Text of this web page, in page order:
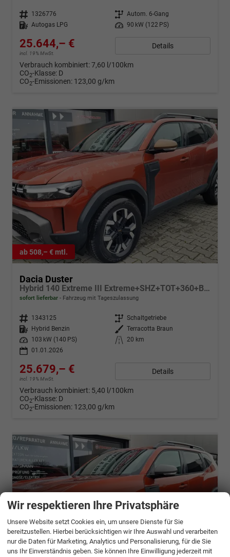
Fahrzeugnr. 1326776 Getriebe Autom. 6-Gang
Kraftstoff Autogas LPG Leistung 90 kW (122 PS)
25.644,– €
incl. 19% MwSt.
Details
Verbrauch kombiniert:7,60 l/100km
CO2-Klasse: D
CO2-Emissionen: 123,00 g/km
ab 508,– € mtl.
Dacia Duster
Hybrid 140 Extreme III Extreme+SHZ+TOT+360+BFS+ALU
sofort lieferbar Fahrzeug mit Tageszulassung
Fahrzeugnr. 1343125 Getriebe Schaltgetriebe
Kraftstoff
Hybrid Benzin Außenfarbe Terracotta Braun
Leistung
103 kW (140 PS) Kilometerstand
20 km
01.01.2026
25.679,– €
incl. 19% MwSt.
Details
Verbrauch kombiniert: 5,40 l/100km
CO2-Klasse: D
CO2-Emissionen: 123,00 g/km
Wir respektieren Ihre Privatsphäre
Unsere Website setzt Cookies ein, um unsere Dienste für Sie
bereitzustellen. Hierbei berücksichtigen wir Ihre Auswahl und verarbeiten
nur die Daten für Marketing, Analytics und Personalisierung, für die Sie
uns Ihr Einverständnis geben. Sie können Ihre Einwilligung jederzeit mit